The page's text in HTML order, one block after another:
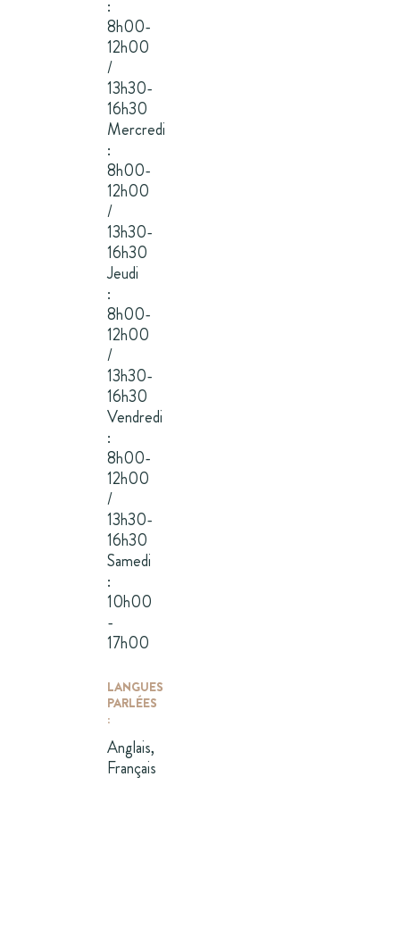
:
8h00-
12h00
/
13h30-
16h30
Mercredi
:
8h00-
12h00
/
13h30-
16h30
Jeudi
:
8h00-
12h00
/
13h30-
16h30
Vendredi
:
8h00-
12h00
/
13h30-
16h30
Samedi
:
10h00
-
17h00
LANGUES
PARLÉES
:
Anglais,
Français